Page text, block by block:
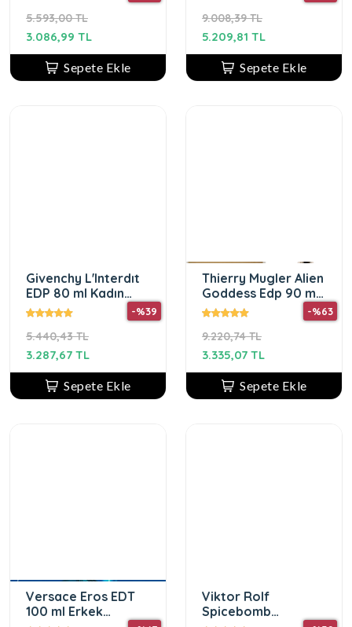
5.593,00 TL
3.086,99 TL
Sepete Ekle
9.008,39 TL
5.209,81 TL
Sepete Ekle
Givenchy L'Interdıt
EDP 80 ml Kadın
Parfüm
5.440,43 TL
-%39
3.287,67 TL
Sepete Ekle
Thierry Mugler Alien
Goddess Edp 90 ml
Kadın Parfümü
9.220,74 TL
-%63
3.335,07 TL
Sepete Ekle
Versace Eros EDT
100 ml Erkek
Viktor Rolf
Spicebomb